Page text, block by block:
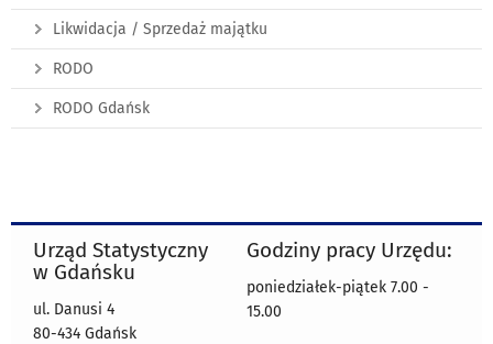
Likwidacja / Sprzedaż majątku
RODO
RODO Gdańsk
Urząd Statystyczny
w Gdańsku
ul. Danusi 4
80-434 Gdańsk
Godziny pracy Urzędu:
poniedziałek-piątek 7.00 -
15.00